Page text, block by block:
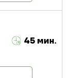
45 мин.